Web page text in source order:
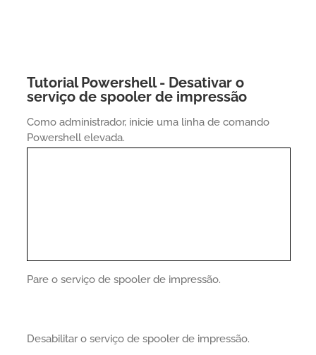
Tutorial Powershell - Desativar o
serviço de spooler de impressão
Como administrador, inicie uma linha de comando
Powershell elevada.
Pare o serviço de spooler de impressão.
Desabilitar o serviço de spooler de impressão.